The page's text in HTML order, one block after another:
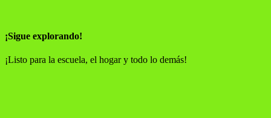
¡Sigue explorando!
¡Listo para la escuela, el hogar y todo lo demás!